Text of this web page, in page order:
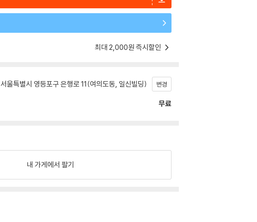
최대 2,000원 즉시할인
서울특별시 영등포구 은행로 11(여의도동, 일신빌딩) 변경
무료
내 가게에서 팔기